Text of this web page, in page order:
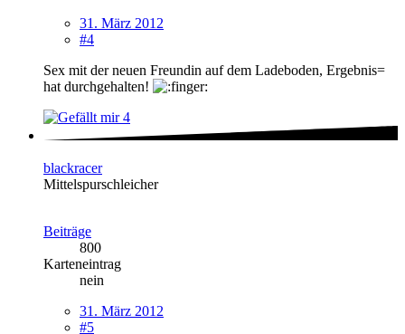
31. März 2012
#4
Sex mit der neuen Freundin auf dem Ladeboden, Ergebnis=
hat durchgehalten!
4
blackracer
Mittelspurschleicher
Beiträge
800
Karteneintrag
nein
31. März 2012
#5